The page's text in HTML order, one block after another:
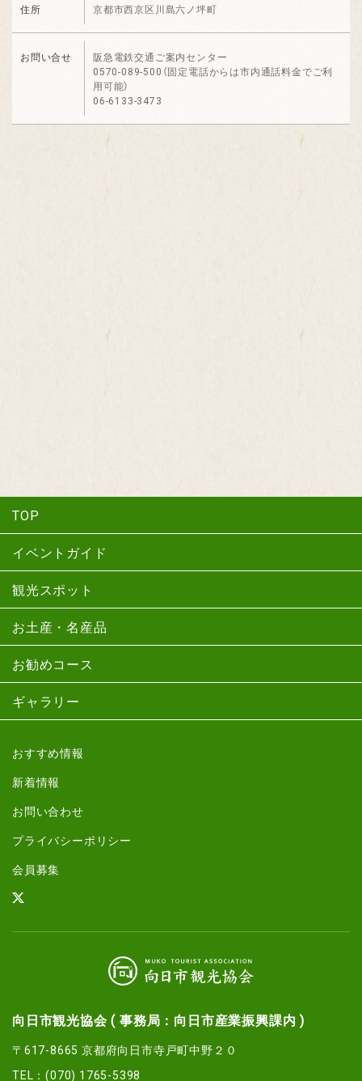
住所 京都市西京区川島六ノ坪町
お問い合せ
阪急電鉄交通ご案内センター
0570-089-500（固定電話からは市内通話料金でご利
用可能）
06-6133-3473
TOP
イベントガイド
観光スポット
お土産・名産品
お勧めコース
ギャラリー
おすすめ情報
新着情報
お問い合わせ
プライバシーポリシー
会員募集
向日市観光協会 ( 事務局：向日市産業振興課内 )
〒617-8665 京都府向日市寺戸町中野２０
TEL：(070) 1765-5398